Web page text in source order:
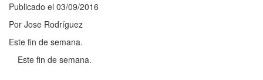
Publicado el 03/09/2016
Por Jose Rodríguez
Este fin de semana.
Este fin de semana.